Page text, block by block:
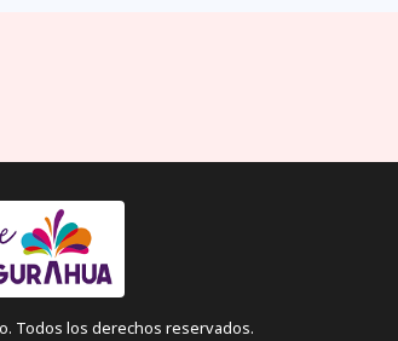
Todos los derechos reservados.